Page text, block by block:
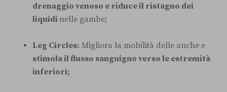
drenaggio venoso e riduce il ristagno dei
liquidi nelle gambe;
Leg Circles: Migliora la mobilità delle anche e
stimola il flusso sanguigno verso le estremità
inferiori;